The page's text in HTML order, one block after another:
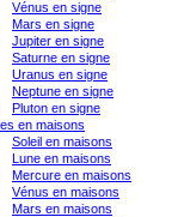
Vénus en signe
Mars en signe
Jupiter en signe
Saturne en signe
Uranus en signe
Neptune en signe
Pluton en signe
en maisons
Soleil en maisons
Lune en maisons
Mercure en maisons
Vénus en maisons
Mars en maisons